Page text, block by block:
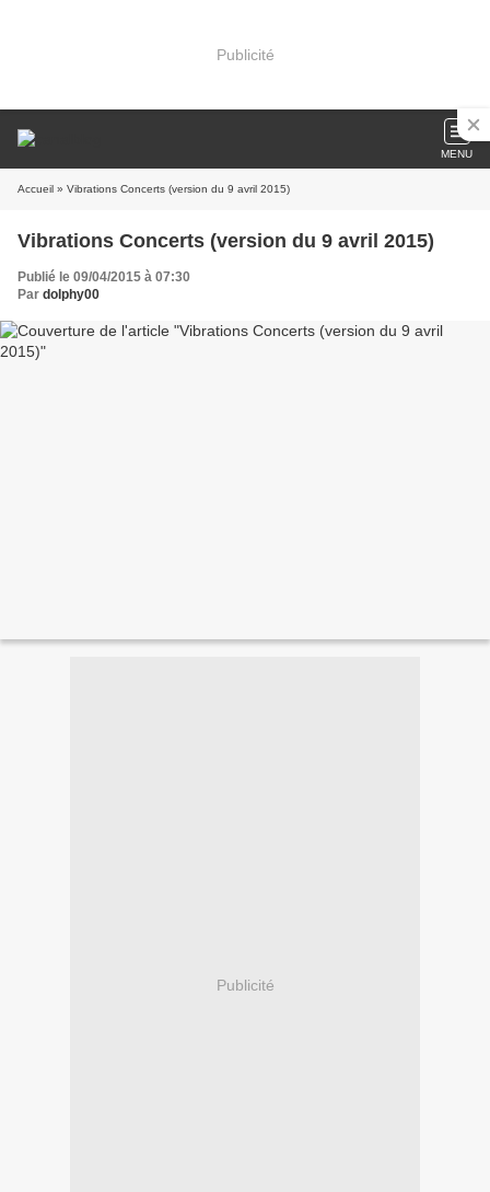
Publicité
MENU
Accueil » Vibrations Concerts (version du 9 avril 2015)
Vibrations Concerts (version du 9 avril 2015)
Publié le 09/04/2015 à 07:30
Par dolphy00
Publicité